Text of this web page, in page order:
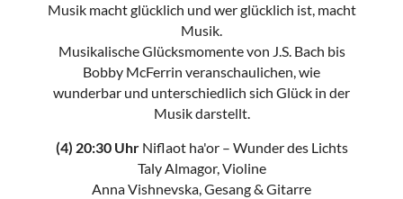
Musik macht glücklich und wer glücklich ist, macht
Musik.
Musikalische Glücksmomente von J.S. Bach bis
Bobby McFerrin veranschaulichen, wie
wunderbar und unterschiedlich sich Glück in der
Musik darstellt.
(4) 20:30 UhrNiflaot ha'or – Wunder des Lichts
Taly Almagor, Violine
Anna Vishnevska, Gesang & Gitarre